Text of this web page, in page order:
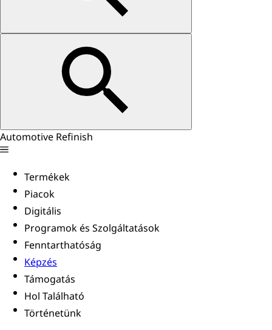
Automotive Refinish
Termékek
Piacok
Digitális
Programok és Szolgáltatások
Fenntarthatóság
Képzés
Támogatás
Hol Található
Történetünk